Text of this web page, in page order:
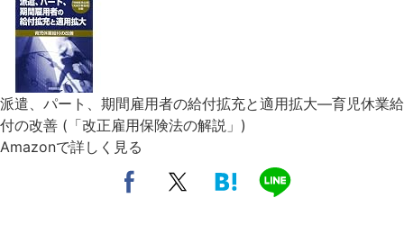
派遣、パート、期間雇用者の給付拡充と適用拡大―育児休業給
付の改善 (「改正雇用保険法の解説」)
Amazonで詳しく見る